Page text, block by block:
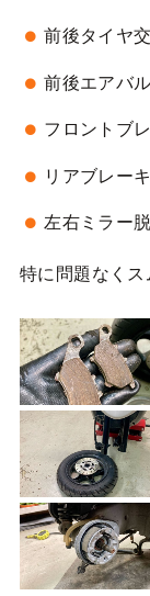
前後タイヤ
前後エアバ
フロントブ
リアブレー
左右ミラー
特に問題なくス